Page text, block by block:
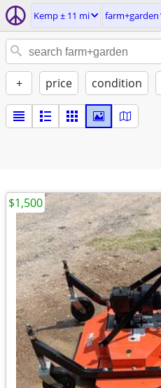
Kemp ± 11 mi farm+garden
+ price condition
$1,500